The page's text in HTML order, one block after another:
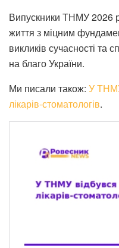
Випускники ТНМУ 2026
життя з міцним
викликів сучасності
на благо України.
Ми писали також: У
лікарів-стоматологів.